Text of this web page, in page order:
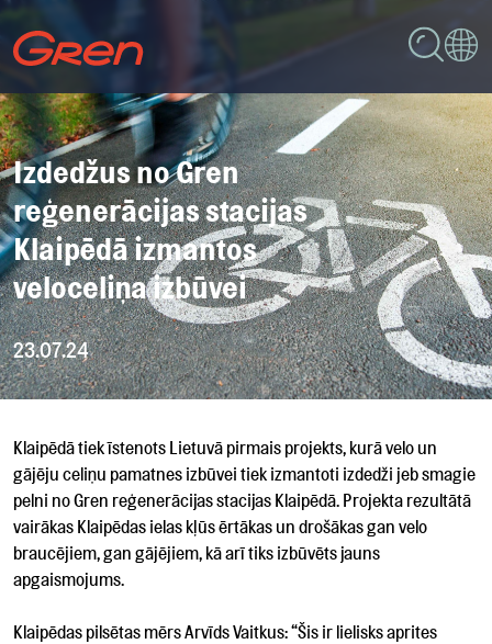
Izdedžus no Gren
reģenerācijas stacijas
Klaipēdā izmantos
veloceliņa izbūvei
23.07.24
Klaipēdā tiek īstenots Lietuvā pirmais projekts, kurā velo un
gājēju celiņu pamatnes izbūvei tiek izmantoti izdedži jeb smagie
pelni no Gren reģenerācijas stacijas Klaipēdā. Projekta rezultātā
vairākas Klaipēdas ielas kļūs ērtākas un drošākas gan velo
braucējiem, gan gājējiem, kā arī tiks izbūvēts jauns
apgaismojums.
Klaipēdas pilsētas mērs Arvīds Vaitkus: “Šis ir lielisks aprites